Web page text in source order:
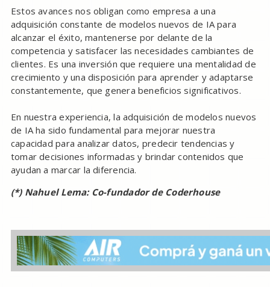
Estos avances nos obligan como empresa a una
adquisición constante de modelos nuevos de IA para
alcanzar el éxito, mantenerse por delante de la
competencia y satisfacer las necesidades cambiantes de
clientes. Es una inversión que requiere una mentalidad de
crecimiento y una disposición para aprender y adaptarse
constantemente, que genera beneficios significativos.
En nuestra experiencia, la adquisición de modelos nuevos
de IA ha sido fundamental para mejorar nuestra
capacidad para analizar datos, predecir tendencias y
tomar decisiones informadas y brindar contenidos que
ayudan a marcar la diferencia.
(*) Nahuel Lema: Co-fundador de Coderhouse